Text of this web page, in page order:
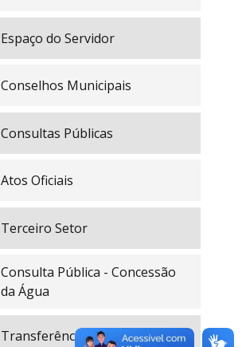
Espaço do Servidor
Conselhos Municipais
Consultas Públicas
Atos Oficiais
Terceiro Setor
Consulta Pública - Concessão
da Água
Transferências Especiais